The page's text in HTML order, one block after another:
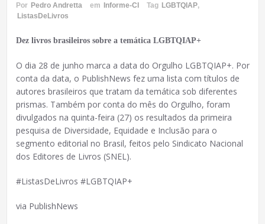
Por Pedro Andretta em Informe-CI Tag LGBTQIAP,
ListasDeLivros
Dez livros brasileiros sobre a temática LGBTQIAP+
O dia 28 de junho marca a data do Orgulho LGBTQIAP+. Por
conta da data, o PublishNews fez uma lista com títulos de
autores brasileiros que tratam da temática sob diferentes
prismas. Também por conta do mês do Orgulho, foram
divulgados na quinta-feira (27) os resultados da primeira
pesquisa de Diversidade, Equidade e Inclusão para o
segmento editorial no Brasil, feitos pelo Sindicato Nacional
dos Editores de Livros (SNEL).
#ListasDeLivros #LGBTQIAP+
via PublishNews